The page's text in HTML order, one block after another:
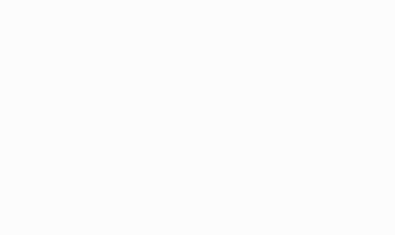
resultan insuficientes…